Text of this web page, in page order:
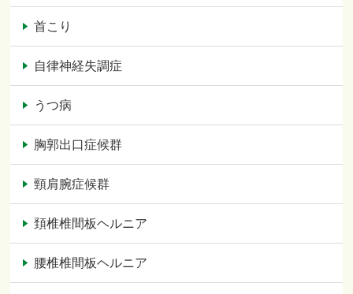
首こり
自律神経失調症
うつ病
胸郭出口症候群
頸肩腕症候群
頚椎椎間板ヘルニア
腰椎椎間板ヘルニア